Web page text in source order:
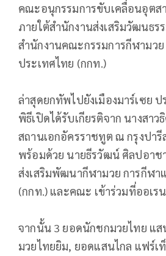
คณะอนุกรรมการขับเคลื่อนอุตส
ภายใต้สำนักงานส่งเสริมวัฒนธร
สำนักงานคณะกรรมการกีฬามว
ประเทศไทย (กกท.)
ล่าสุดยกทัพไปยังเมืองมาร์เซย ป
พิธีเปิดได้รับเกียรติจาก นางสา
สถานเอกอัครราชทูต ณ กรุงปา
พร้อมด้วย นายธีรวัฒน์ ศิลปอาช
ส่งเสริมพัฒนากีฬามวย การกีฬา
(กกท.) และคณะ เข้าร่วมที่ออเรน
จากนั้น 3 ยอดนักชกมวยไทย แ
มวยไทยยิม, ยอดแสนไกล แฟร์เ